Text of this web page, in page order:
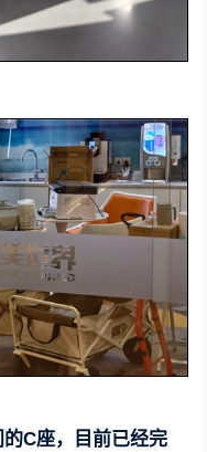
C座，目前已经完